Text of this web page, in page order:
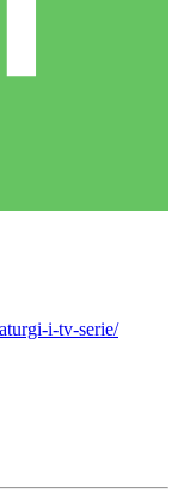
i-tv-serie/